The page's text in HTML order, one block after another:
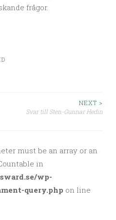
frågor.
NEXT >
Svar till Sten-Gunnar Hedin
must be an array or an
in
wp-
query.php on line